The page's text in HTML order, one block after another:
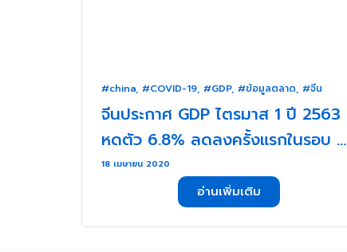
#china, #COVID-19, #GDP, #ข้อมูลตลาด, #จีน
จีนประกาศ GDP ไตรมาส 1 ปี 2563
หดตัว 6.8% ลดลงครั้งแรกในรอบ 45
ปี . . .
18 เมษายน 2020
อ่านเพิ่มเติม